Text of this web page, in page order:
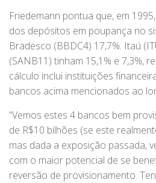
Friedemann pontua que, em
dos depósitos em poupança no
Bradesco (BBDC4) 17,7%. Itaú
(SANB11) tinham 15,1% e 7,3%,
cálculo inclui instituições
bancos acima mencionados ao
“Vemos estes 4 bancos bem
de R$10 bilhões (se este
mas dada a exposição passada,
com o maior potencial de se
reversão de provisionamento.